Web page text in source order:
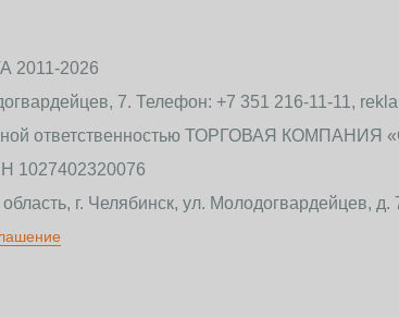
2011-2026
7. Телефон: +7 351 216-11-11,
ответственностью ТОРГОВАЯ КОМПАНИЯ
1027402320076
г. Челябинск, ул. Молодогвардейцев,